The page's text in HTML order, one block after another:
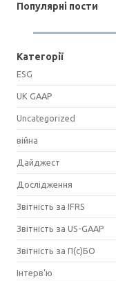
Популярні пости
Категорії
ESG
UK GAAP
Uncategorized
війна
Дайджест
Дослідження
Звітність за IFRS
Звітність за US-GAAP
Звітність за П(с)БО
Інтерв'ю